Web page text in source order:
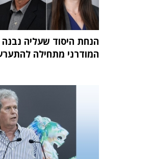
הנחת היסוד שעליה נבנה
המודרני מתחילה